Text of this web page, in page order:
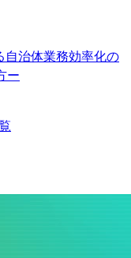
自治体業務効率化の
ー